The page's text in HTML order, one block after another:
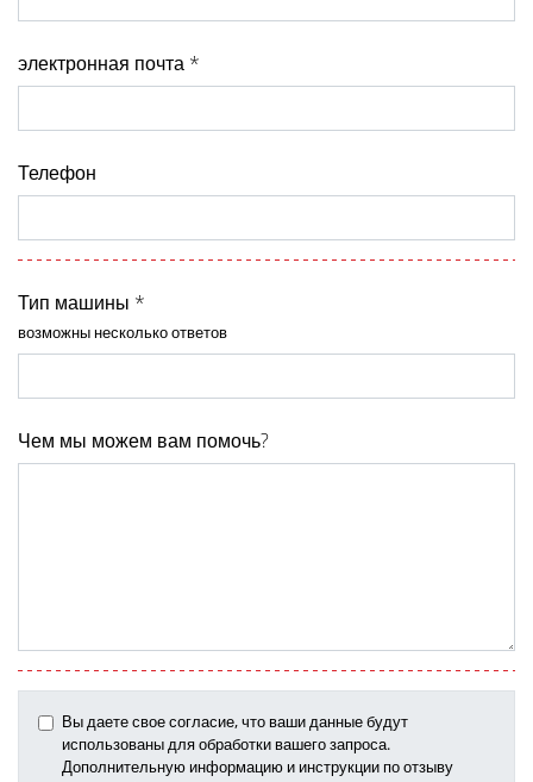
электронная почта *
Телефон
Тип машины *
возможны несколько ответов
Чем мы можем вам помочь?
Вы даете свое согласие, что ваши данные будут
использованы для обработки вашего запроса.
Дополнительную информацию и инструкции по отзыву